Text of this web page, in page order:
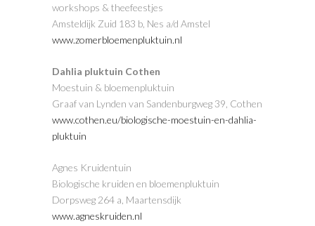
workshops & theefeestjes
Amsteldijk Zuid 183 b, Nes a/d Amstel
www.zomerbloemenpluktuin.nl
Dahlia pluktuin Cothen
Moestuin & bloemenpluktuin
Graaf van Lynden van Sandenburgweg 39, Cothen
www.cothen.eu/biologische-moestuin-en-dahlia-
pluktuin
Agnes Kruidentuin
Biologische kruiden en bloemenpluktuin
Dorpsweg 264 a, Maartensdijk
www.agneskruiden.nl